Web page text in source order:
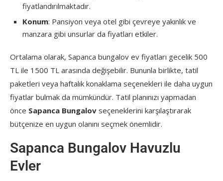
fiyatlandırılmaktadır.
Konum: Pansiyon veya otel gibi çevreye yakınlık ve
manzara gibi unsurlar da fiyatları etkiler.
Ortalama olarak, Sapanca bungalov ev fiyatları gecelik 500
TL ile 1500 TL arasında değişebilir. Bununla birlikte, tatil
paketleri veya haftalık konaklama seçenekleri ile daha uygun
fiyatlar bulmak da mümkündür. Tatil planınızı yapmadan
önce Sapanca Bungalov seçeneklerini karşılaştırarak
bütçenize en uygun olanını seçmek önemlidir.
Sapanca Bungalov Havuzlu
Evler